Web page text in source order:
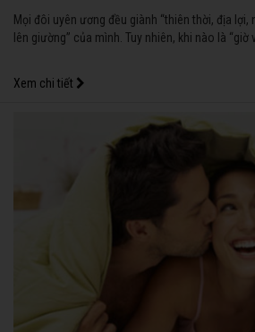
Mọi đôi uyên ương đều giành “thiên thời, địa lợi,
lên giường” của mình. Tuy nhiên, khi nào là “giờ
Xem chi tiết